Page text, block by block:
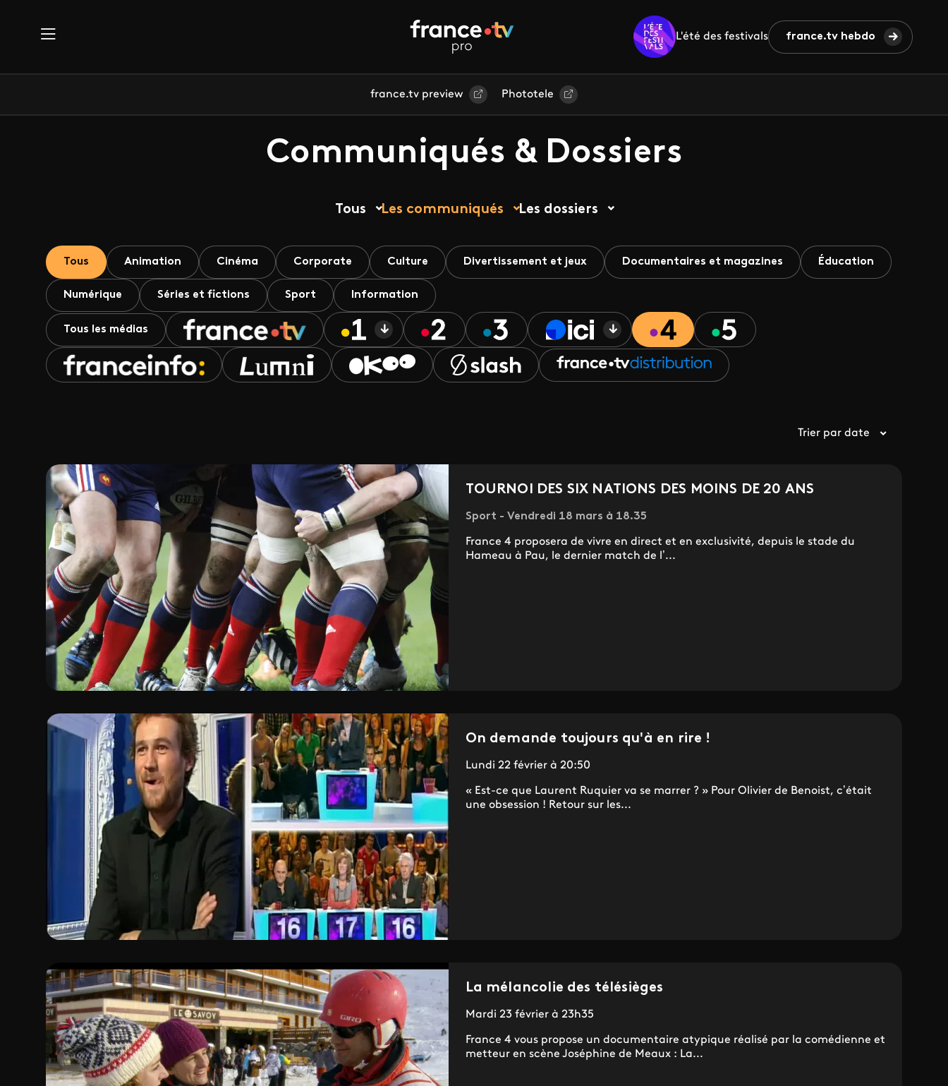
L'été des festivals france.tv hebdo
france.tv preview Phototele
Communiqués & Dossiers
Tous Les communiqués Les dossiers
Tous Animation Cinéma Corporate Culture Divertissement et jeux Documentaires et magazines Éducation
Numérique Séries et fictions Sport Information
Tous les médias
Trier par date
TOURNOI DES SIX NATIONS DES MOINS DE 20 ANS
Sport - Vendredi 18 mars à 18.35
France 4 proposera de vivre en direct et en exclusivité, depuis le stade du
Hameau à Pau, le dernier match de l’...
On demande toujours qu'à en rire !
Lundi 22 février à 20:50
« Est-ce que Laurent Ruquier va se marrer ? » Pour Olivier de Benoist, c’était
une obsession ! Retour sur les...
La mélancolie des télésièges
Mardi 23 février à 23h35
France 4 vous propose un documentaire atypique réalisé par la comédienne et
metteur en scène Joséphine de Meaux : La...